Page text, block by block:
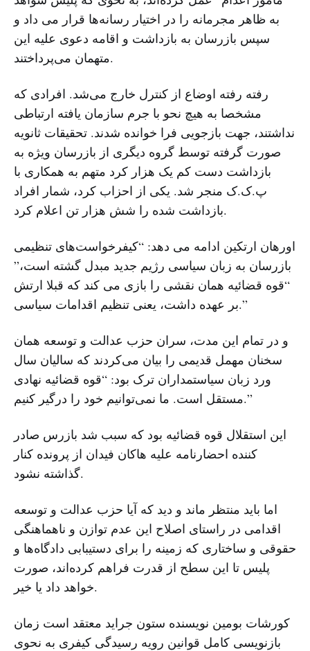
به ظاهر مجرمانه را در اختیار رسانه‌ها قرار می داد و
سپس بازرسان به بازداشت و اقامه دعوی علیه این
متهمان می‌پرداختند.
رفته رفته اوضاع از کنترل خارج می‌شد. افرادی که
مشخصا به هیچ نحو با جرم سازمان یافته ارتباطی
نداشتند، جهت بازجویی فرا خوانده شدند. تحقیقات ثانویه
صورت گرفته توسط گروه دیگری از بازرسان ویژه به
بازداشت دست کم یک هزار کرد متهم به همکاری با
پ.ک.ک منجر شد. یکی از احزاب کرد، شمار افراد
بازداشت شده را شش هزار تن اعلام کرد.
اورهان ارتکین ادامه می دهد: “کیفرخواست‌های تنظیمی
بازرسان به زبان سیاسی رژیم جدید مبدل گشته است،”
“قوه قضائیه همان نقشی را بازی می کند که قبلا ارتش
بر عهده داشت، یعنی تنظیم اقدامات سیاسی.”
و در تمام این مدت، سران حزب عدالت و توسعه همان
سخنان مهمل قدیمی را بیان می‌کردند که سالیان سال
ورد زبان سیاستمداران ترک بود: “قوه قضائیه نهادی
مستقل است. ما نمی‌توانیم خود را درگیر کنیم.”
این استقلال قوه قضائیه بود که سبب شد بازرس صادر
کننده احضارنامه علیه هاکان فیدان از پرونده کنار
گذاشته نشود.
اما باید منتظر ماند و دید که آیا حزب عدالت و توسعه
اقدامی در راستای اصلاح این عدم توازن و ناهماهنگی
حقوقی و ساختاری که زمینه را برای دستیبابی دادگاه‌ها و
پلیس تا این سطح از قدرت فراهم کرده‌اند، صورت
خواهد داد یا خیر.
کورشات بومین نویسنده ستون جراید معتقد است زمان
بازنویسی کامل قوانین رویه رسیدگی کیفری به نحوی